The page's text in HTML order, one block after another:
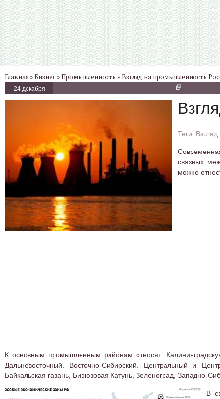
Главная »Бизнес »Промышленность » Взгляд на промышленность
24 декабря
связных
можно
К основным промышленным районам относят:
Дальневосточный, Восточно-Сибирский, Центральный и
Байкальская гавань, Бирюзовая Катунь, Зеленоград, Западно-
В